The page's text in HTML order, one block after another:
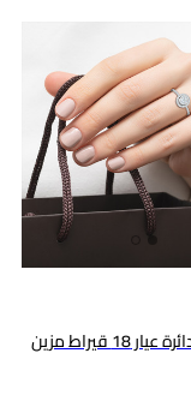
خاتم ذهب دائرة عيار 18 قيراط مزين